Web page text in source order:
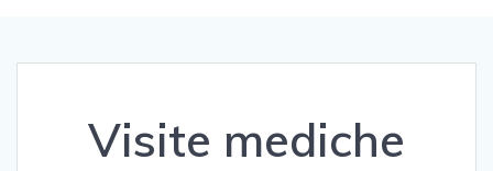
Visite mediche